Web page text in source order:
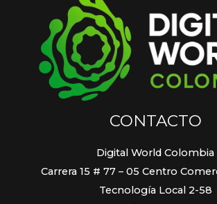
CONTACTO
Digital World Colombia
Carrera 15 # 77 – 05 Centro
Tecnología Local 2-58